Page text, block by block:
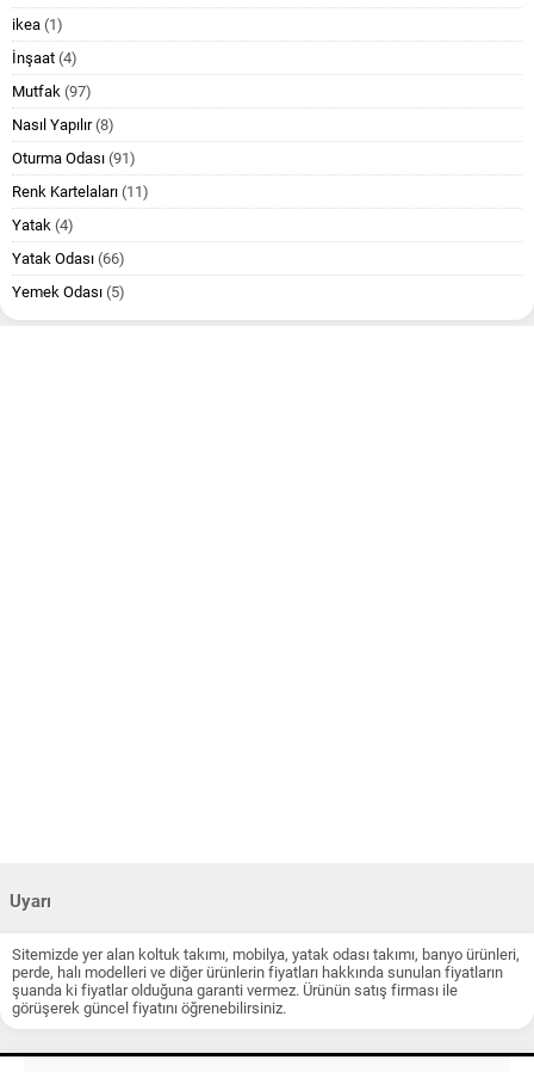
ikea (1)
İnşaat (4)
Mutfak (97)
Nasıl Yapılır(8)
Oturma Odası (91)
Renk Kartelaları (11)
Yatak (4)
Yatak Odası (66)
Yemek Odası (5)
Uyarı
Sitemizde yer alan koltuk takımı, mobilya, yatak odası takımı, banyo ürünleri,
perde, halı modelleri ve diğer ürünlerin fiyatları hakkında sunulan fiyatların
şuanda ki fiyatlar olduğuna garanti vermez. Ürünün satış firması ile
görüşerek güncel fiyatını öğrenebilirsiniz.